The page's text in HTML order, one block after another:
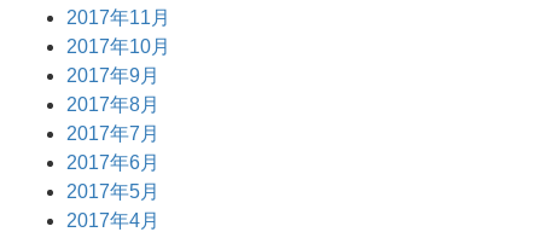
2017年11月
2017年10月
2017年9月
2017年8月
2017年7月
2017年6月
2017年5月
2017年4月